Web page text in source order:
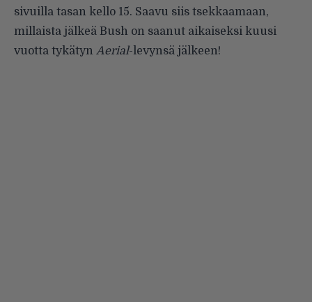
sivuilla tasan kello 15. Saavu siis tsekkaamaan,
millaista jälkeä Bush on saanut aikaiseksi kuusi
vuotta tykätyn Aerial-levynsä jälkeen!